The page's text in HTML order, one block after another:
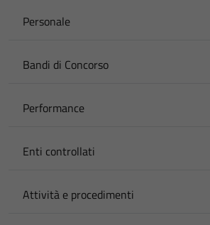
Personale
Bandi di Concorso
Performance
Enti controllati
Attività e procedimenti